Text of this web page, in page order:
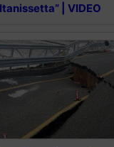
| VIDEO